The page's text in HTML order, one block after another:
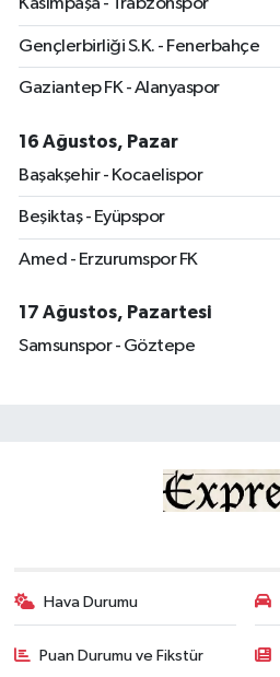
Kasımpaşa - Trabzonspor
Gençlerbirliği S.K. - Fenerbahçe
Gaziantep FK - Alanyaspor
16 Ağustos, Pazar
Başakşehir - Kocaelispor
Beşiktaş - Eyüpspor
Amed - Erzurumspor FK
17 Ağustos, Pazartesi
Samsunspor - Göztepe
Hava Durumu
Puan Durumu ve Fikstür